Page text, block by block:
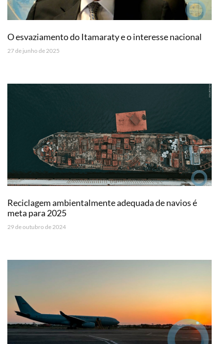
O esvaziamento do Itamaraty e o interesse nacional
27 de junho de 2025
Reciclagem ambientalmente adequada de navios é
meta para 2025
29 de outubro de 2024